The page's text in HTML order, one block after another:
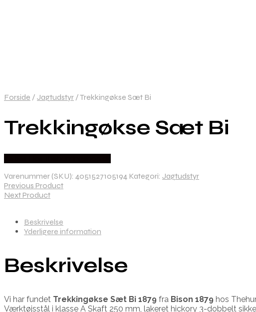
Forside / Jagtudstyr /Trekkingøkse Sæt Bi
Trekkingøkse Sæt Bi
Varenummer (SKU): 4051527105194 Kategori: Jagtudstyr
Previous Product
Next Product
Beskrivelse
Yderligere information
Beskrivelse
Vi har fundet Trekkingøkse Sæt Bi 1879 fra Bison 1879 hos
Værktøjsstål i klasse A Skaft 250 mm, lakeret hickory 3-dobbelt